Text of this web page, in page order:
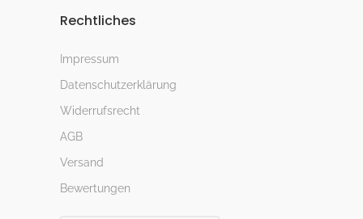
Rechtliches
Impressum
Datenschutzerklärung
Widerrufsrecht
AGB
Versand
Bewertungen